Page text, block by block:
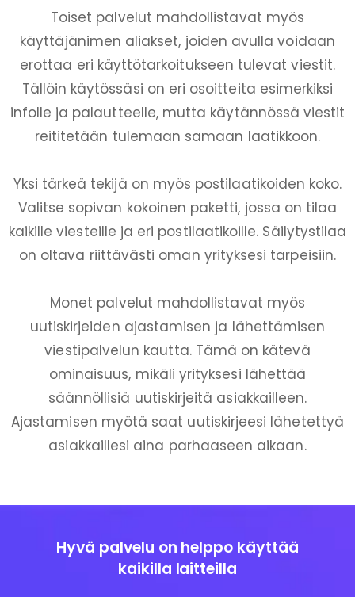
Toiset palvelut mahdollistavat myös
käyttäjänimen aliakset, joiden avulla voidaan
erottaa eri käyttötarkoitukseen tulevat viestit.
Tällöin käytössäsi on eri osoitteita esimerkiksi
infolle ja palautteelle, mutta käytännössä viestit
reititetään tulemaan samaan laatikkoon.
Yksi tärkeä tekijä on myös postilaatikoiden koko.
Valitse sopivan kokoinen paketti, jossa on tilaa
kaikille viesteille ja eri postilaatikoille. Säilytystilaa
on oltava riittävästi oman yrityksesi tarpeisiin.
Monet palvelut mahdollistavat myös
uutiskirjeiden ajastamisen ja lähettämisen
viestipalvelun kautta. Tämä on kätevä
ominaisuus, mikäli yrityksesi lähettää
säännöllisiä uutiskirjeitä asiakkailleen.
Ajastamisen myötä saat uutiskirjeesi lähetettyä
asiakkaillesi aina parhaaseen aikaan.
Hyvä palvelu on helppo käyttää
kaikilla laitteilla